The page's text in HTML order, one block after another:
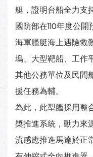
艇，證明台船全力支
國防部在110年度公
海軍艦艇海上遇險救
塢、大型靶船、工作
其他公務單位及民間
援任務為輔。
為此，此型艦採用整
槳推進系統，動力來
流感應推進馬達於正